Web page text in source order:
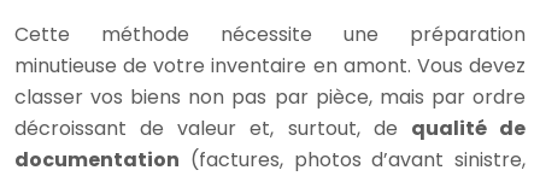
Cette méthode nécessite une préparation
minutieuse de votre inventaire en amont. Vous devez
classer vos biens non pas par pièce, mais par ordre
décroissant de valeur et, surtout, de qualité de
documentation (factures, photos d’avant sinistre,